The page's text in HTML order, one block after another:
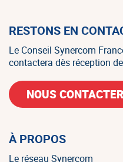
RESTONS EN
Le Conseil Synercom
contactera dès réception
NOUS CONTACTER
À PROPOS
Le réseau Synercom